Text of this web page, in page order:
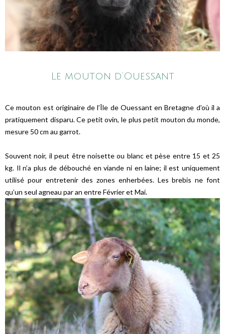
Le mouton d’Ouessant
Ce mouton est originaire de l’Île de Ouessant en Bretagne d’où il a
pratiquement disparu. Ce petit ovin, le plus petit mouton du monde,
mesure 50 cm au garrot.
Souvent noir, il peut être noisette ou blanc et pèse entre 15 et 25
kg. Il n’a plus de débouché en viande ni en laine; il est uniquement
utilisé pour entretenir des zones enherbées. Les brebis ne font
qu’un seul agneau par an entre Février et Mai.